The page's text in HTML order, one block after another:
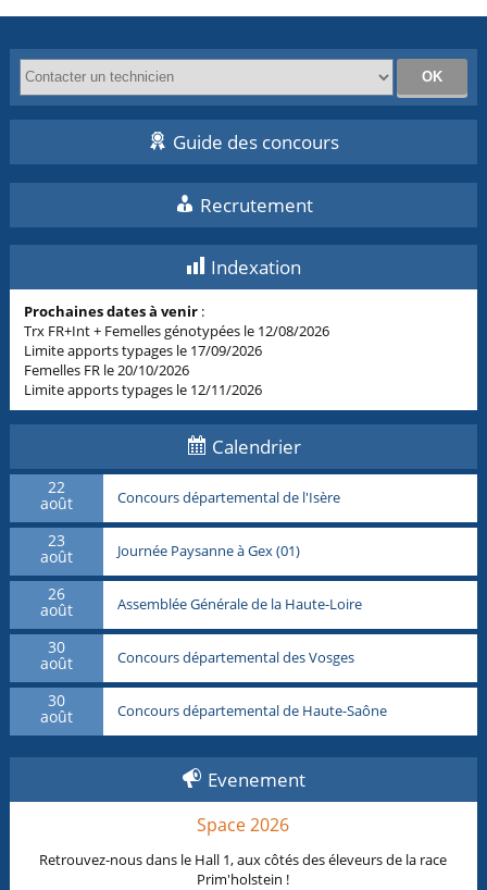
Guide des concours
Recrutement
Indexation
Prochaines dates à venir :
Trx FR+Int + Femelles génotypées le 12/08/2026
Limite apports typages le 17/09/2026
Femelles FR le 20/10/2026
Limite apports typages le 12/11/2026
Calendrier
22
août Concours départemental de l'Isère
23
août Journée Paysanne à Gex (01)
26
août Assemblée Générale de la Haute-Loire
30
août Concours départemental des Vosges
30
août Concours départemental de Haute-Saône
Evenement
Space 2026
Retrouvez-nous dans le Hall 1, aux côtés des éleveurs de la race
Prim'holstein !